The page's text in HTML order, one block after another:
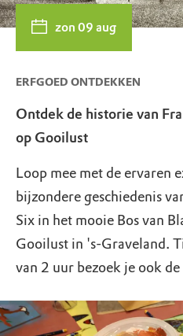
zon 09 aug
ERFGOED ONTDEKKEN
Ontdek de historie van
op Gooilust
Loop mee met de ervaren
bijzondere geschiedenis
Six in het mooie Bos van
Gooilust in 's-Graveland.
van 2 uur bezoek je ook